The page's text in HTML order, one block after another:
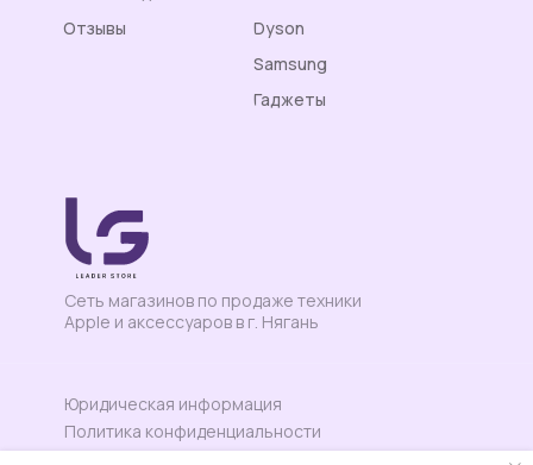
Сеть магазинов по продаже техники
Apple и аксессуаров в г. Нягань
Отзывы
Юридическая информация
Политика конфиденциальности
Samsung
Гаджеты
Dyson